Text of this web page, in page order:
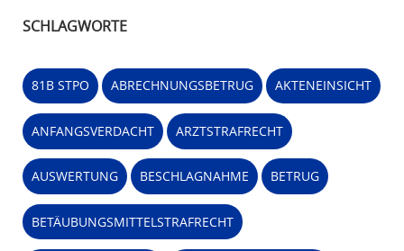
SCHLAGWORTE
81B STPO ABRECHNUNGSBETRUG AKTENEINSICHT
ANFANGSVERDACHT ARZTSTRAFRECHT
AUSWERTUNG BESCHLAGNAHME BETRUG
BETÄUBUNGSMITTELSTRAFRECHT